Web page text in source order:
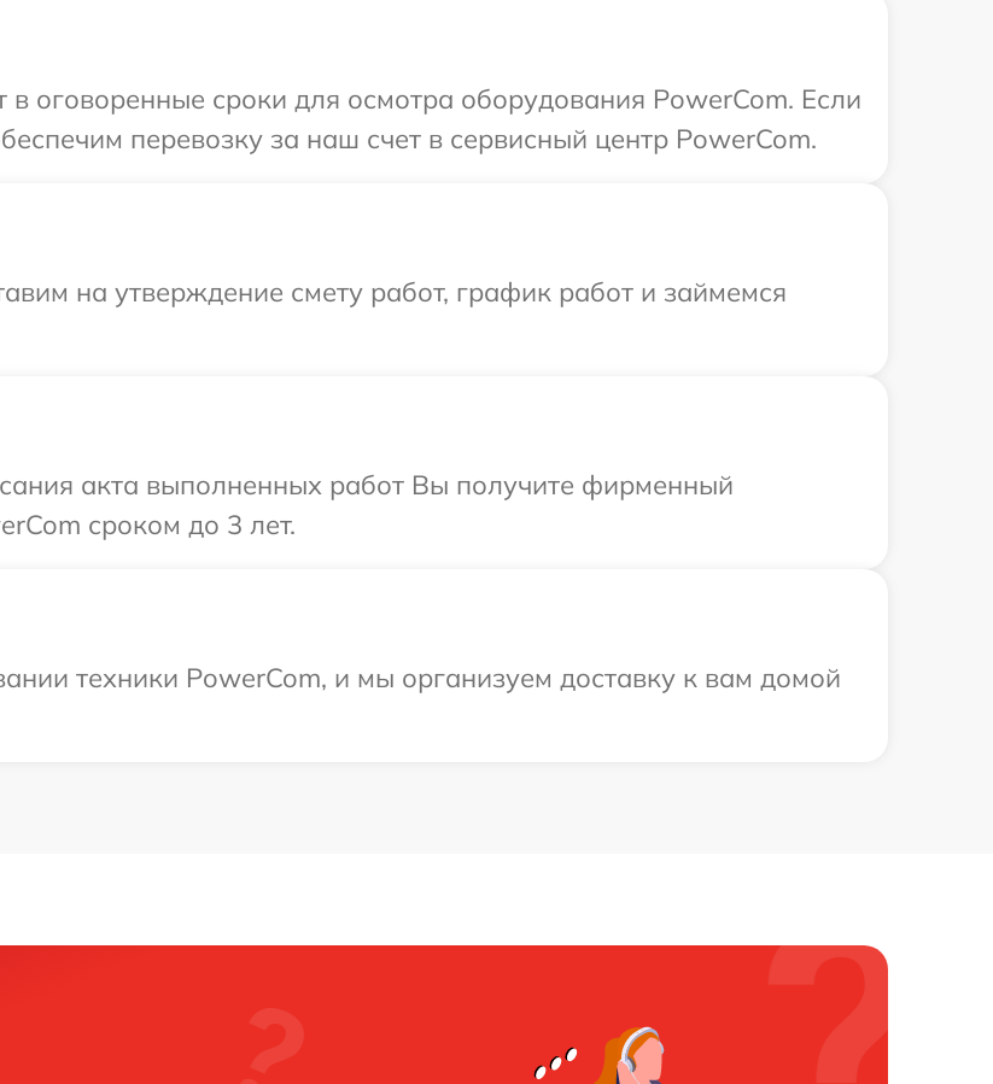
оговоренные сроки для осмотра оборудования PowerCom. Если
перевозку за наш счет в сервисный центр PowerCom.
на утверждение смету работ, график работ и займемся
акта выполненных работ Вы получите фирменный
сроком до 3 лет.
техники PowerCom, и мы организуем доставку к вам домой